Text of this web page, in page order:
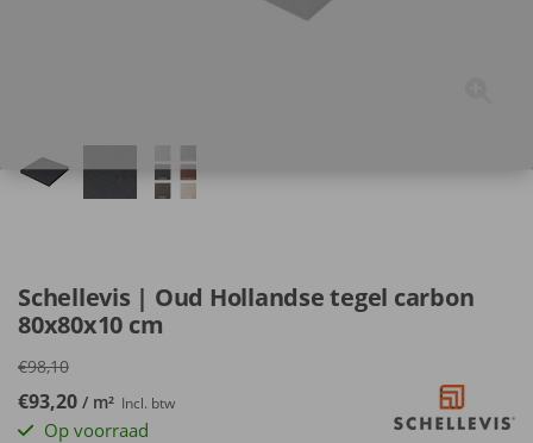
Schellevis | Oud Hollandse tegel carbon
80x80x10 cm
€98,10
€93,20 / m² Incl. btw
Op voorraad